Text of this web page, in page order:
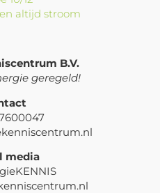
altijd stroom
B.V.
geregeld!
media